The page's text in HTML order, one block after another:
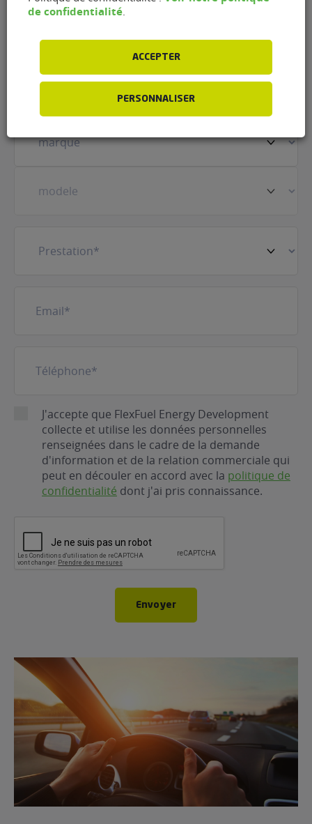
Nom(Nécessaire)
véhicule(Nécessaire)
mail(Nécessaire)
RGPDJ'accepte que FlexFuel Energy Development
collecte et utilise les données personnelles
renseignées dans le cadre de la demande
d'information et de la relation commerciale qui
peut en découler en accord avec la politique de
confidentialité dont j'ai pris connaissance.
Envoyer
de confidentialité
ACCEPTER
PERSONNALISER